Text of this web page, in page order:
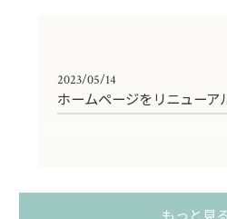
2023/05/14
ホームページをリニューア
もっと見る